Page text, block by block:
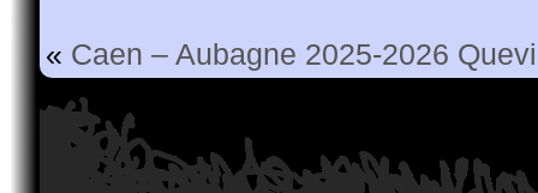
« Caen – Aubagne 2025-2026